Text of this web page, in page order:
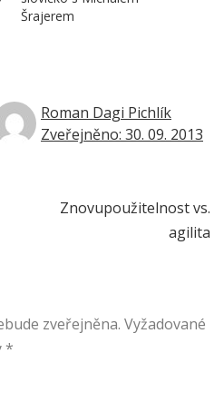
Šrajerem
Roman Dagi Pichlík
Zveřejněno: 30. 09. 2013
Znovupoužitelnost vs.
agilita
zveřejněna. Vyžadované
*